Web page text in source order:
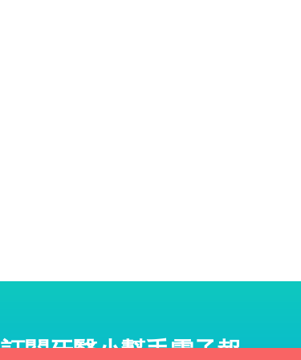
訂閱牙醫小幫手電子報